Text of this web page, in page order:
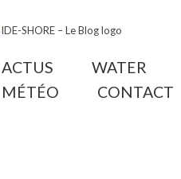
ACTUS WATER
MÉTÉO
CONTACT